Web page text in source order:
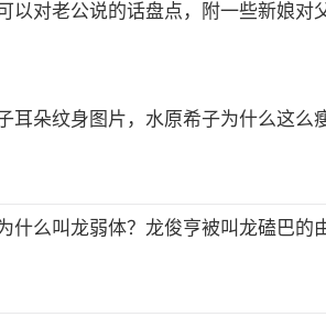
以对老公说的话盘点，附一些新娘对
耳朵纹身图片，水原希子为什么这么
什么叫龙弱体？龙俊亨被叫龙磕巴的